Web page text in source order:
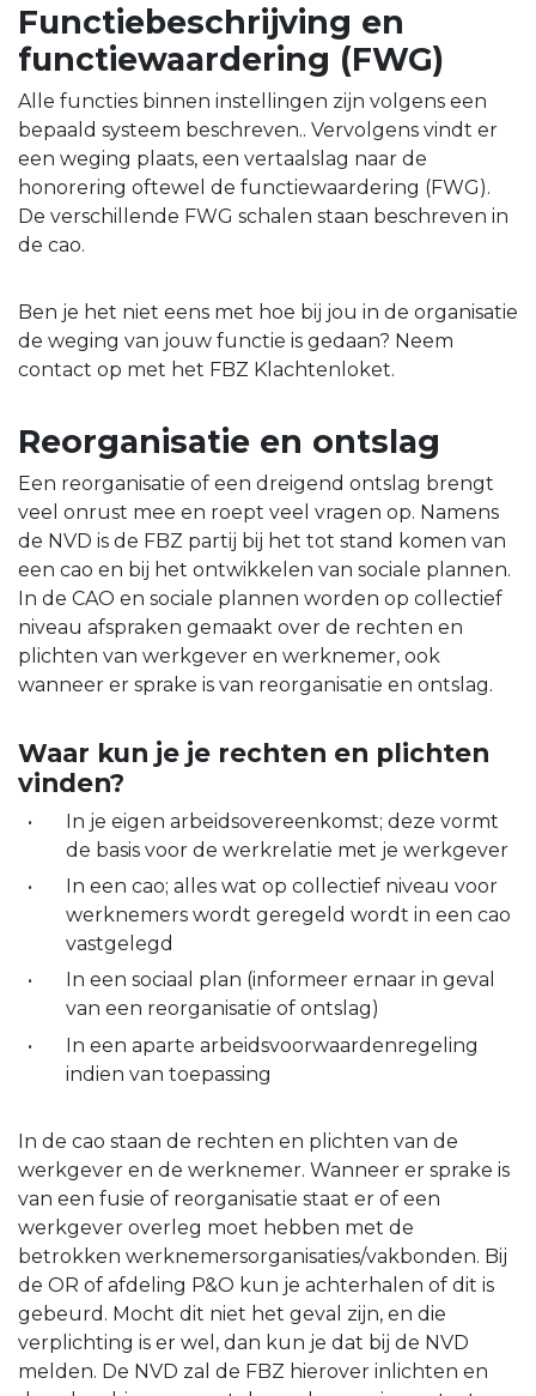
Functiebeschrijving en
functiewaardering (FWG)
Alle functies binnen instellingen zijn volgens een
bepaald systeem beschreven.. Vervolgens vindt er
een weging plaats, een vertaalslag naar de
honorering oftewel de functiewaardering (FWG).
De verschillende FWG schalen staan beschreven in
de cao.
Ben je het niet eens met hoe bij jou in de organisatie
de weging van jouw functie is gedaan? Neem
contact op met het FBZ Klachtenloket.
Reorganisatie en ontslag
Een reorganisatie of een dreigend ontslag brengt
veel onrust mee en roept veel vragen op. Namens
de NVD is de FBZ partij bij het tot stand komen van
een cao en bij het ontwikkelen van sociale plannen.
In de CAO en sociale plannen worden op collectief
niveau afspraken gemaakt over de rechten en
plichten van werkgever en werknemer, ook
wanneer er sprake is van reorganisatie en ontslag.
Waar kun je je rechten en plichten
vinden?
In je eigen arbeidsovereenkomst; deze vormt
de basis voor de werkrelatie met je werkgever
In een cao; alles wat op collectief niveau voor
werknemers wordt geregeld wordt in een cao
vastgelegd
In een sociaal plan (informeer ernaar in geval
van een reorganisatie of ontslag)
In een aparte arbeidsvoorwaardenregeling
indien van toepassing
In de cao staan de rechten en plichten van de
werkgever en de werknemer. Wanneer er sprake is
van een fusie of reorganisatie staat er of een
werkgever overleg moet hebben met de
betrokken werknemersorganisaties/vakbonden. Bij
de OR of afdeling P&O kun je achterhalen of dit is
gebeurd. Mocht dit niet het geval zijn, en die
verplichting is er wel, dan kun je dat bij de NVD
melden. De NVD zal de FBZ hierover inlichten en